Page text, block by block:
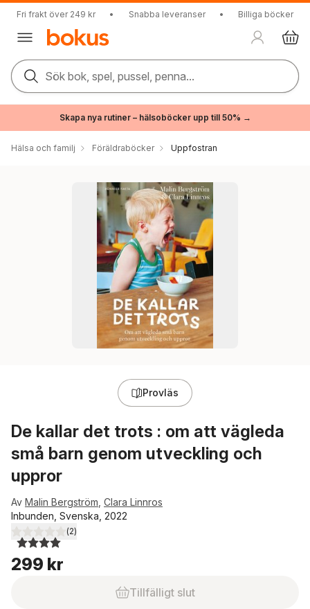
Fri frakt över 249 kr • Snabba leveranser • Billiga böcker
Sök bok, spel, pussel, penna...
Skapa nya rutiner – hälsoböcker upp till 50% →
Hälsa och familj Föräldraböcker Uppfostran
Provläs
De kallar det trots : om att vägleda
små barn genom utveckling och
uppror
Av Malin Bergström Clara Linnros
Inbunden, Svenska, 2022
4,0utav 5 stjärnor. Totalt antal röster:
(2)
299 kr
Tillfälligt slut